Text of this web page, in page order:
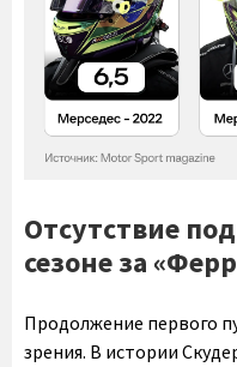
Отсутствие
сезоне за
Продолжение первого
зрения. В истории